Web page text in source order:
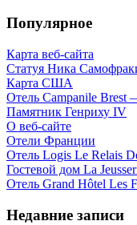
Популярное
Карта веб-сайта
Статуя Ника
Карта США
Отель Campanile Brest
Памятник Генриху IV
О веб-сайте
Отели Франции
Отель Logis Le Relais
Гостевой дом La
Отель Grand Hôtel Les
Недавние записи